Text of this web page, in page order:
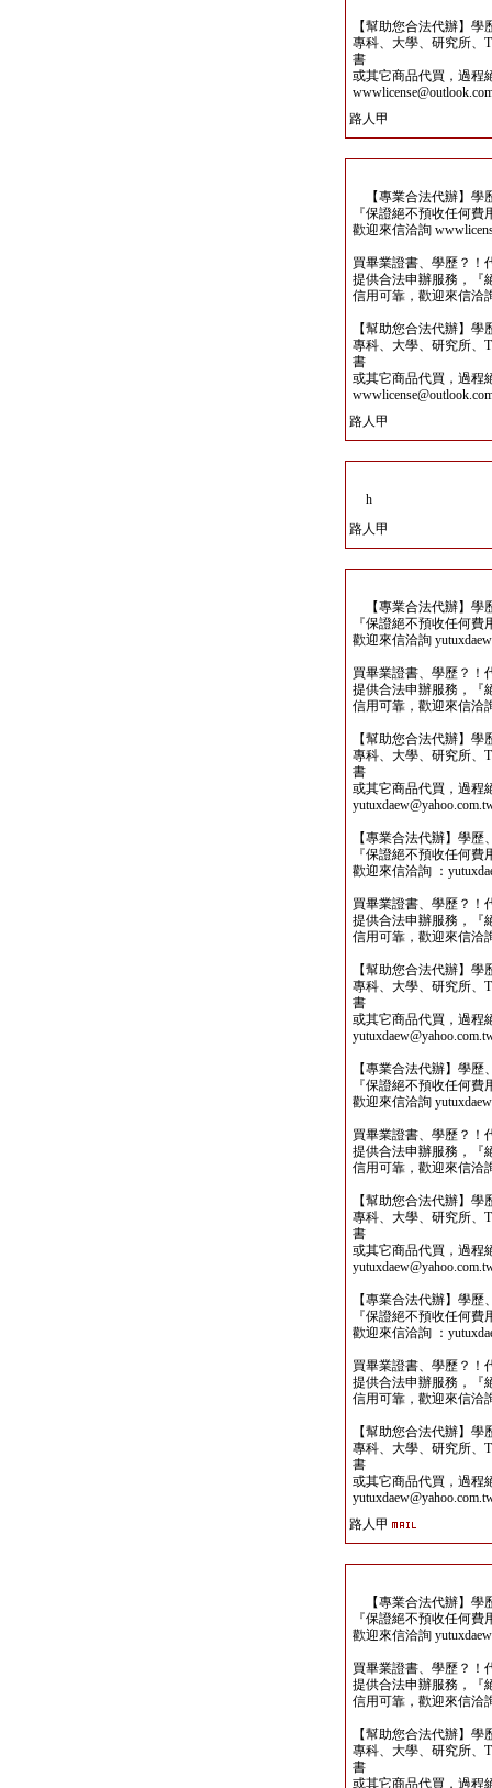
【幫助您合法代辦】
專科、大學、研究所、
書
或其它商品代買，過程
路人甲
【專業合法代辦】學
『保證絕不預收任何
歡迎來信洽詢
買畢業證書、學歷？！
提供合法申辦服務，『
信用可靠，歡迎來信洽
【幫助您合法代辦】
專科、大學、研究所、
書
或其它商品代買，過程
路人甲
h
路人甲
【專業合法代辦】學
『保證絕不預收任何
歡迎來信洽詢
買畢業證書、學歷？！
提供合法申辦服務，『
信用可靠，歡迎來信洽
【幫助您合法代辦】
專科、大學、研究所、
書
或其它商品代買，過程
【專業合法代辦】學
『保證絕不預收任何
歡迎來信洽詢 ：
買畢業證書、學歷？！
提供合法申辦服務，『
信用可靠，歡迎來信洽
【幫助您合法代辦】
專科、大學、研究所、
書
或其它商品代買，過程
【專業合法代辦】學
『保證絕不預收任何
歡迎來信洽詢
買畢業證書、學歷？！
提供合法申辦服務，『
信用可靠，歡迎來信洽
【幫助您合法代辦】
專科、大學、研究所、
書
或其它商品代買，過程
【專業合法代辦】學
『保證絕不預收任何
歡迎來信洽詢 ：
買畢業證書、學歷？！
提供合法申辦服務，『
信用可靠，歡迎來信洽
【幫助您合法代辦】
專科、大學、研究所、
書
或其它商品代買，過程
路人甲
【專業合法代辦】學
『保證絕不預收任何
歡迎來信洽詢
買畢業證書、學歷？！
提供合法申辦服務，『
信用可靠，歡迎來信洽
【幫助您合法代辦】
專科、大學、研究所、
書
或其它商品代買，過程